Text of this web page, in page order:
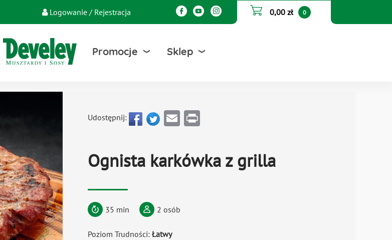
Logowanie / Rejestracja 0,00 zł 0
Promocje Sklep
Udostępnij: Email
Ognista karkówka z grilla
35 min 2 osób
Poziom Trudności: Łatwy